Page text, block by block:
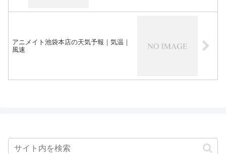
アニメイト池袋本店の天気予報｜気温｜
風速